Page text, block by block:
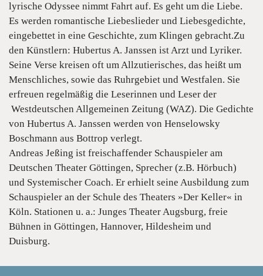
lyrische Odyssee nimmt Fahrt auf. Es geht um die Liebe.
Es werden romantische Liebeslieder und Liebesgedichte,
eingebettet in eine Geschichte, zum Klingen gebracht.Zu
den Künstlern: Hubertus A. Janssen ist Arzt und Lyriker.
Seine Verse kreisen oft um Allzutierisches, das heißt um
Menschliches, sowie das Ruhrgebiet und Westfalen. Sie
erfreuen regelmäßig die Leserinnen und Leser der
Westdeutschen Allgemeinen Zeitung (WAZ). Die Gedichte
von Hubertus A. Janssen werden von Henselowsky
Boschmann aus Bottrop verlegt.
Andreas Jeßing ist freischaffender Schauspieler am
Deutschen Theater Göttingen, Sprecher (z.B. Hörbuch)
und Systemischer Coach. Er erhielt seine Ausbildung zum
Schauspieler an der Schule des Theaters »Der Keller« in
Köln. Stationen u. a.: Junges Theater Augsburg, freie
Bühnen in Göttingen, Hannover, Hildesheim und
Duisburg.